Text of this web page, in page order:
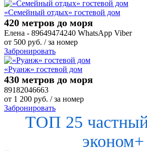
«Семейный отдых» гостевой дом
420 метров до моря
Елена - 89649474240 WhatsApp Viber
от 500 руб. / за номер
Забронировать
«Руанж» гостевой дом
430 метров до моря
89182046663
от 1 200 руб. / за номер
Забронировать
ТОП 25
эконом+